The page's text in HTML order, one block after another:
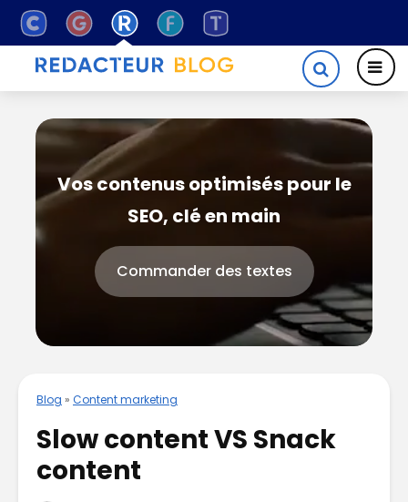
Vos contenus optimisés pour le
SEO, clé en main
Commander des textes
Blog » Content marketing
Slow content VS Snack
content